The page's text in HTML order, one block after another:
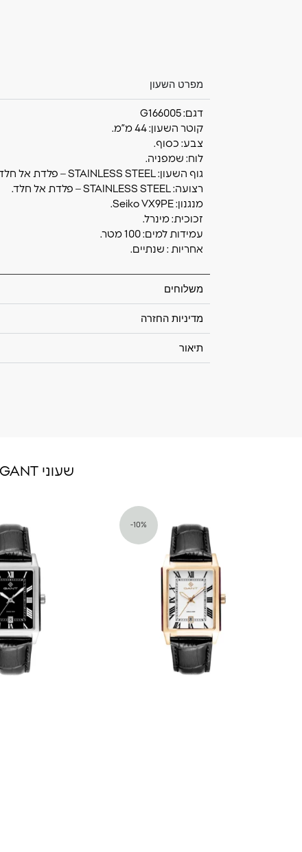
מפרט השעון
דגם: G166005
קוטר השעון: 44 מ”מ.
צבע: כסוף.
לוח: שמפניה.
גוף השעון: STAINLESS STEEL – פלדת אל חלד.
רצועה: STAINLESS STEEL – פלדת אל חלד.
מנגנון: Seiko VX9PE.
זכוכית: מינרל.
עמידות למים: 100 מטר.
אחריות : שנתיים.
משלוחים
מדיניות החזרה
תיאור
שעוני GANT נוספים:
-10%